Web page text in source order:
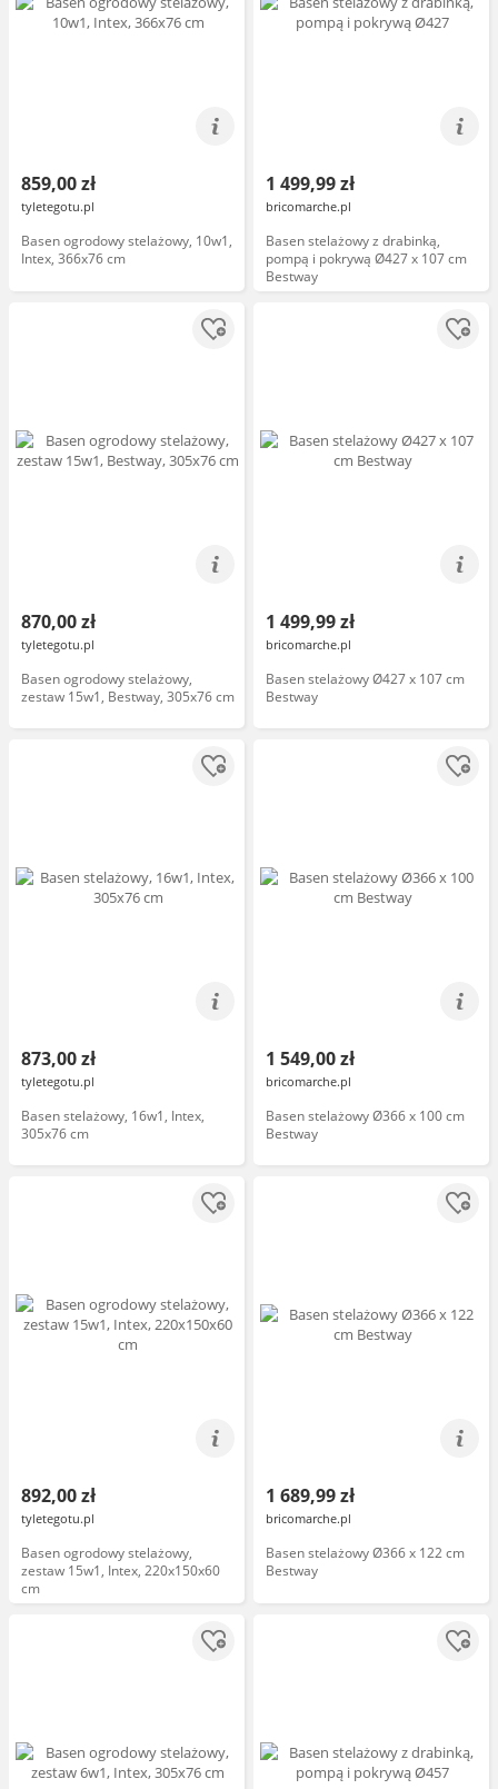
859,00 zł
tyletegotu.pl
Basen ogrodowy stelażowy, 10w1,
Intex, 366x76 cm
1 499,99 zł
bricomarche.pl
Basen stelażowy z drabinką,
pompą i pokrywą Ø427 x 107 cm
Bestway
870,00 zł
tyletegotu.pl
Basen ogrodowy stelażowy,
zestaw 15w1, Bestway, 305x76 cm
1 499,99 zł
bricomarche.pl
Basen stelażowy Ø427 x 107 cm
Bestway
873,00 zł
tyletegotu.pl
Basen stelażowy, 16w1, Intex,
305x76 cm
1 549,00 zł
bricomarche.pl
Basen stelażowy Ø366 x 100 cm
Bestway
892,00 zł
tyletegotu.pl
Basen ogrodowy stelażowy,
zestaw 15w1, Intex, 220x150x60
cm
1 689,99 zł
bricomarche.pl
Basen stelażowy Ø366 x 122 cm
Bestway